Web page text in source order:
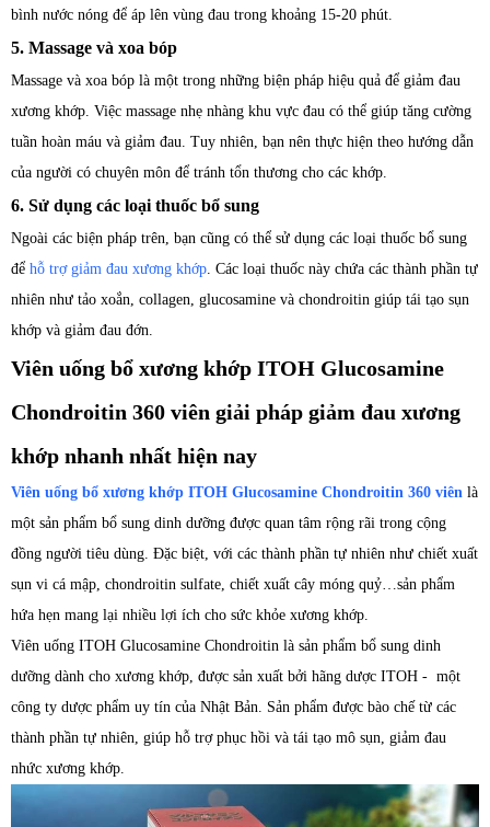
bình nước nóng để áp lên vùng đau trong khoảng 15-20 phút.
5. Massage và xoa bóp
Massage và xoa bóp là một trong những biện pháp hiệu quả để giảm đau
xương khớp. Việc massage nhẹ nhàng khu vực đau có thể giúp tăng cường
tuần hoàn máu và giảm đau. Tuy nhiên, bạn nên thực hiện theo hướng dẫn
của người có chuyên môn để tránh tổn thương cho các khớp.
6. Sử dụng các loại thuốc bổ sung
Ngoài các biện pháp trên, bạn cũng có thể sử dụng các loại thuốc bổ sung
để hỗ trợ giảm đau xương khớp . Các loại thuốc này chứa các thành phần tự
nhiên như tảo xoắn, collagen, glucosamine và chondroitin giúp tái tạo sụn
khớp và giảm đau đớn.
Viên uống bổ xương khớp ITOH Glucosamine
Chondroitin 360 viên giải pháp giảm đau xương
khớp nhanh nhất hiện nay
Viên uống bổ xương khớp ITOH Glucosamine Chondroitin 360 viên là
một sản phẩm bổ sung dinh dưỡng được quan tâm rộng rãi trong cộng
đồng người tiêu dùng. Đặc biệt, với các thành phần tự nhiên như chiết xuất
sụn vi cá mập, chondroitin sulfate, chiết xuất cây móng quỷ…sản phẩm
hứa hẹn mang lại nhiều lợi ích cho sức khỏe xương khớp.
Viên uống ITOH Glucosamine Chondroitin là sản phẩm bổ sung dinh
dưỡng dành cho xương khớp, được sản xuất bởi hãng dược ITOH - một
công ty dược phẩm uy tín của Nhật Bản. Sản phẩm được bào chế từ các
thành phần tự nhiên, giúp hỗ trợ phục hồi và tái tạo mô sụn, giảm đau
nhức xương khớp.